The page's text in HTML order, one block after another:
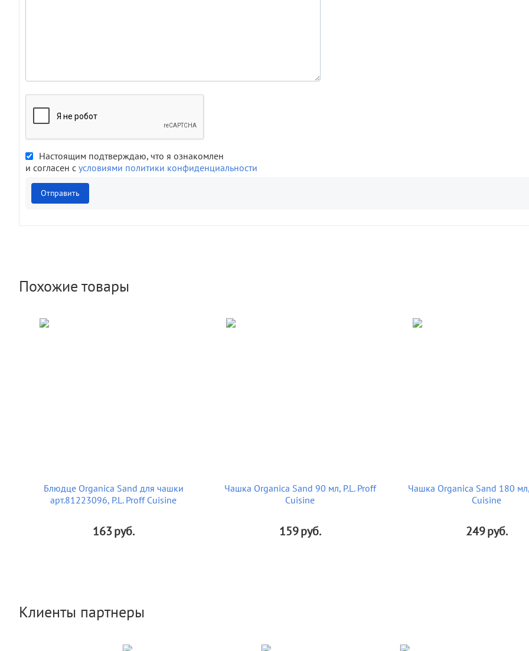
Настоящим подтверждаю, что я ознакомлен
и согласен с условиями политики конфиденциальности
Отправить
Похожие товары
Блюдце Organica Sand для чашки
арт.81223096, P.L. Proff Cuisine
163руб.
Чашка Organica Sand 90 мл, P.L. Proff
Cuisine
159руб.
Чашка Organica Sand 180 мл,
Cuisine
249руб.
Клиенты партнеры